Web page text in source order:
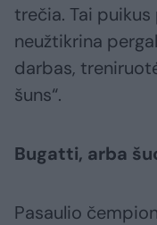
trečia. Tai
neužtikrina
darbas,
šuns“.
Bugatti, arba
Pasaulio